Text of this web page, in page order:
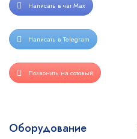
Написать в чат Max
Написать в Telegram
Позвонить на сотовый
Оборудование